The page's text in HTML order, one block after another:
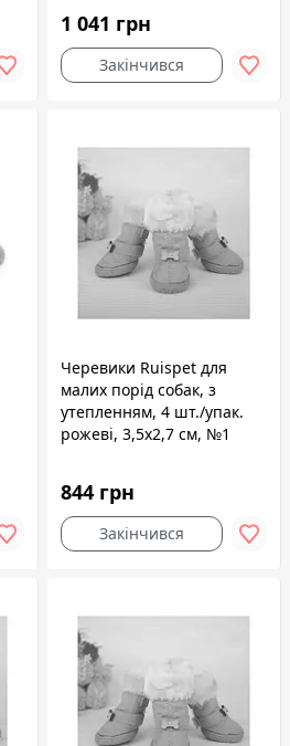
1 041 грн
Закінчився
Черевики Ruispet для
малих порід собак, з
утепленням, 4 шт./упак.
рожеві, 3,5x2,7 см, №1
844 грн
Закінчився